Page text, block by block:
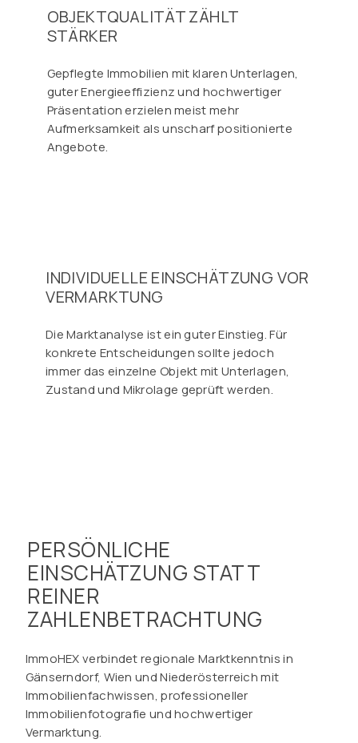
OBJEKTQUALITÄT ZÄHLT
STÄRKER
Gepflegte Immobilien mit klaren Unterlagen,
guter Energieeffizienz und hochwertiger
Präsentation erzielen meist mehr
Aufmerksamkeit als unscharf positionierte
Angebote.
INDIVIDUELLE EINSCHÄTZUNG VOR
VERMARKTUNG
Die Marktanalyse ist ein guter Einstieg. Für
konkrete Entscheidungen sollte jedoch
immer das einzelne Objekt mit Unterlagen,
Zustand und Mikrolage geprüft werden.
PERSÖNLICHE
EINSCHÄTZUNG STATT
REINER
ZAHLENBETRACHTUNG
ImmoHEX verbindet regionale Marktkenntnis in
Gänserndorf, Wien und Niederösterreich mit
Immobilienfachwissen, professioneller
Immobilienfotografie und hochwertiger
Vermarktung.